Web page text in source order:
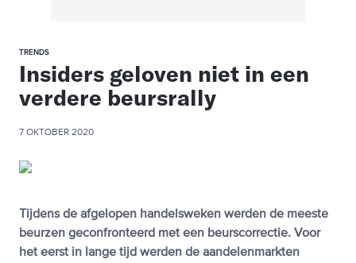
TRENDS
Insiders geloven niet in een
verdere beursrally
7 OKTOBER 2020
Tijdens de afgelopen handelsweken werden de meeste
beurzen geconfronteerd met een beurscorrectie. Voor
het eerst in lange tijd werden de aandelenmarkten